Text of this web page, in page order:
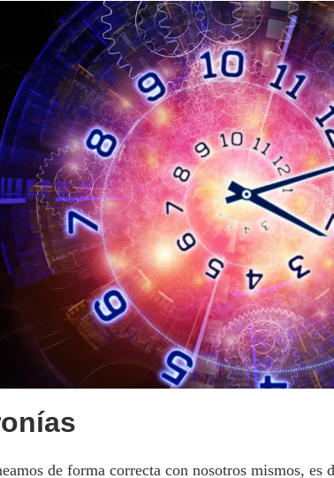
de forma correcta con nosotros mismos, es